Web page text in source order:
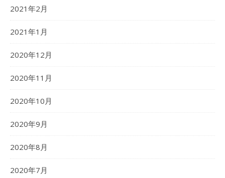
2021年2月
2021年1月
2020年12月
2020年11月
2020年10月
2020年9月
2020年8月
2020年7月